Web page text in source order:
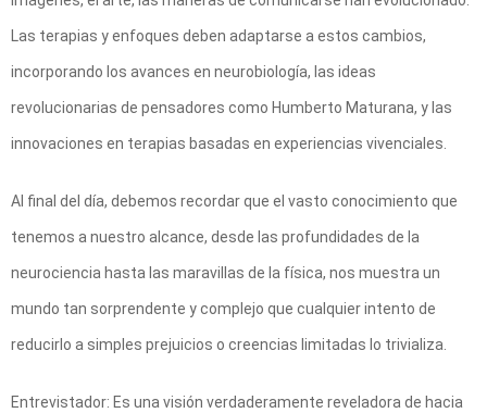
Las terapias y enfoques deben adaptarse a estos cambios,
incorporando los avances en neurobiología, las ideas
revolucionarias de pensadores como Humberto Maturana, y las
innovaciones en terapias basadas en experiencias vivenciales.
Al final del día, debemos recordar que el vasto conocimiento que
tenemos a nuestro alcance, desde las profundidades de la
neurociencia hasta las maravillas de la física, nos muestra un
mundo tan sorprendente y complejo que cualquier intento de
reducirlo a simples prejuicios o creencias limitadas lo trivializa.
Entrevistador: Es una visión verdaderamente reveladora de hacia